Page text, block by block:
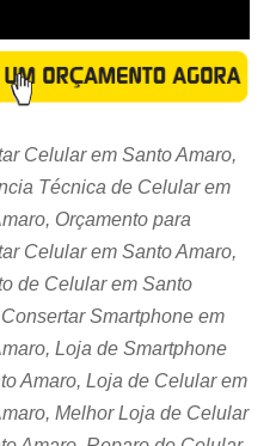
Celular em Santo Amaro,
Técnica de Celular em
Orçamento para
Celular em Santo Amaro,
de Celular em Santo
Smartphone em
Loja de Smartphone
Amaro, Loja de Celular em
Melhor Loja de Celular